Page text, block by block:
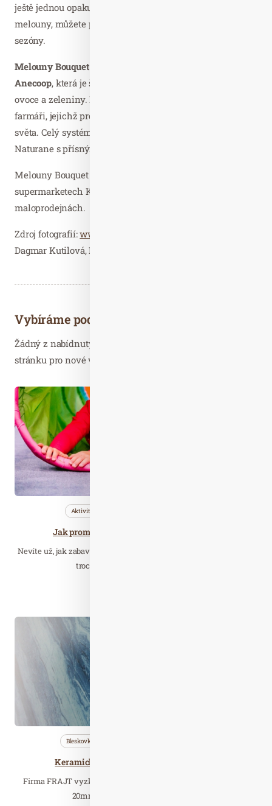
ještě jednou opakujte. Hotové poháry ozdobte zbylými
melouny, můžete přidat i další ovoce podle chuti a
sezóny.
Melouny Bouquetdováží do České republiky
Anecoop, která je španělským lídrem v exportu čerstvého
ovoce a zeleniny. Firma spolupracuje s více než 70 000
farmáři, jejichž produkty vyváží do více než 60 zemí
světa. Celý systém je chráněn ochrannou známkou
Naturane s přísnými předpisy.
Melouny Bouquet jsou k dostání od konce dubna v
supermarketech Kaufland, Globus, Albert a ve vybraných
maloprodejnách.
Zdroj fotografií:www.nejmelouny.cz
Dagmar Kutilová, PR consultant cammino… Děkujeme.
Vybíráme podobné články
Žádný z nabídnutých článků vás nezajímá? Aktualizujte
stránku pro nové výsledky...
Aktivity
Jak proměnit pokoj v zábavnou tělocvičnu
Nevíte už, jak zabavit děti doma? A zároveň byste jim rádi dopřáli
trochu pohybu? K tomu je může…
Bleskovky
Keramický tisk na sklo posunuje hranice
Firma FRAJT vyzkoušela, zda potiskne i skleněnou desku o tl.
20mm. Podařilo se! Vznikla z toho…